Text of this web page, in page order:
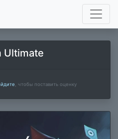
Ultimate
, чтобы поставить оценку